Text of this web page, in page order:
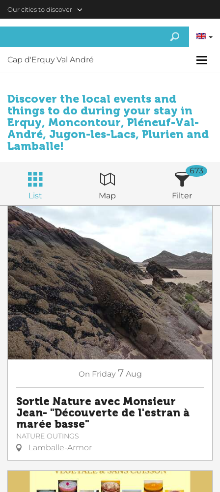
Skip to main content
Our cities to discover
Cap d'Erquy Val André
Discover the local events and
things to do during your stay in
Erquy, Moncontour, Pléneuf-Val-
André, Jugon-les-Lacs, Plurien and
Lamballe!
List Map Filter
673
On Friday 7 Aug
Sortie Nature avec Monsieur
Jean- "Découverte de l'estran à
marée basse"
NATURE OUTINGS
Lamballe-Armor